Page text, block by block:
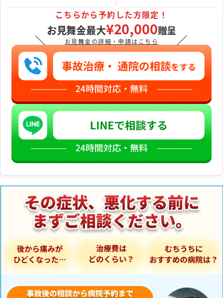
説明していただきました。
けることができました。
＼
こちらから予約した方限定！
お見舞金最大¥20,000贈呈
お見舞金の詳細・申請はこちら ／